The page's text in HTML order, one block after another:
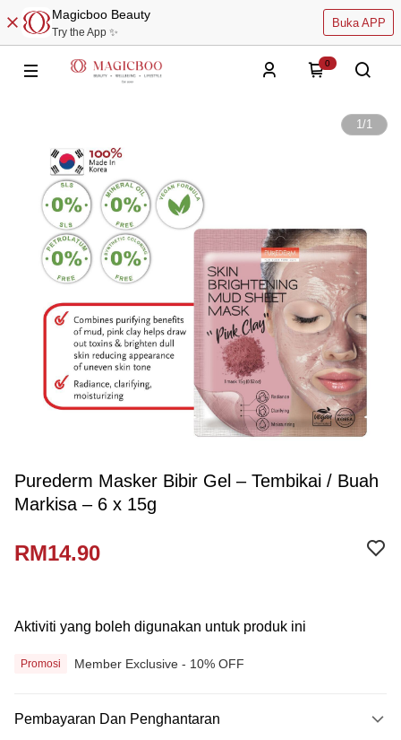
Magicboo Beauty
Try the App ✨
Buka APP
0
1/1
Purederm Masker Bibir Gel – Tembikai / Buah
Markisa – 6 x 15g
RM14.90
Aktiviti yang boleh digunakan untuk produk ini
Promosi Member Exclusive - 10% OFF
Pembayaran Dan Penghantaran